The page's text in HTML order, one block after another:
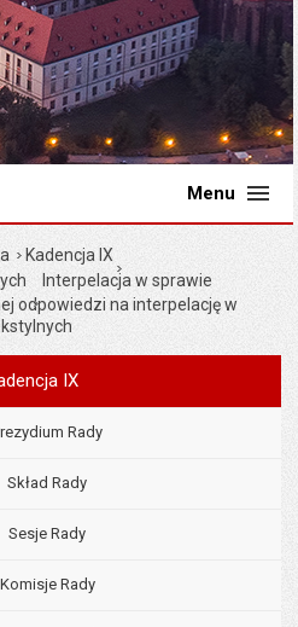
Menu
Kadencja IX
Interpelacja w sprawie
odpowiedzi na interpelację w
Menu
IX
Rady
Skład Rady
Sesje Rady
Komisje Rady